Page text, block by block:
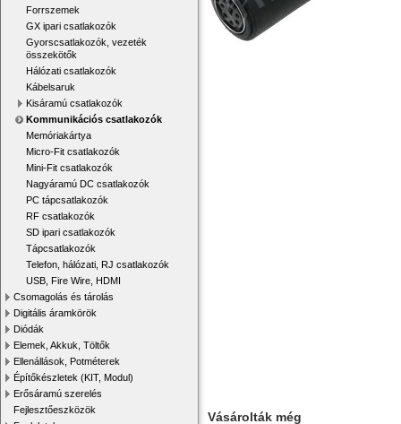
Forrszemek
GX ipari csatlakozók
Gyorscsatlakozók, vezeték
összekötők
Hálózati csatlakozók
Kábelsaruk
Kisáramú csatlakozók
Kommunikációs csatlakozók
Memóriakártya
Micro-Fit csatlakozók
Mini-Fit csatlakozók
Nagyáramú DC csatlakozók
PC tápcsatlakozók
RF csatlakozók
SD ipari csatlakozók
Tápcsatlakozók
Telefon, hálózati, RJ csatlakozók
USB, Fire Wire, HDMI
Csomagolás és tárolás
Digitális áramkörök
Diódák
Elemek, Akkuk, Töltők
Ellenállások, Potméterek
Építőkészletek (KIT, Modul)
Erősáramú szerelés
Fejlesztőeszközök
Vásárolták még